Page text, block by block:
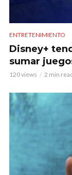
ENTRETENIMIENTO
Disney+
sumar
120 views 2 min